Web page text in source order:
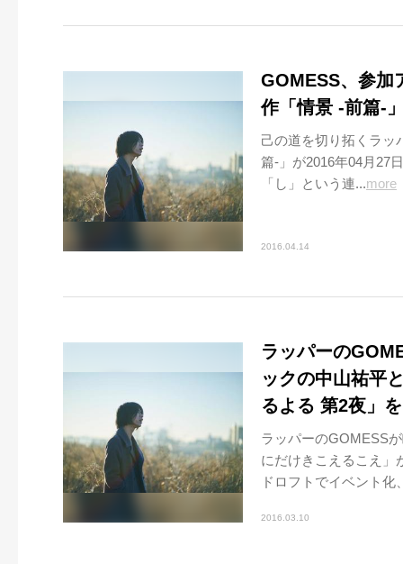
GOMESS、参加
作「情景 -前篇-
己の道を切り拓くラッ
篇-」が2016年04月27
「し」という連...more
2016.04.14
ラッパーの
ックの中山祐平
るよる 第2夜」
ラッパーのGOMESS
にだけきこえるこえ」
ドロフトでイベント
2016.03.10